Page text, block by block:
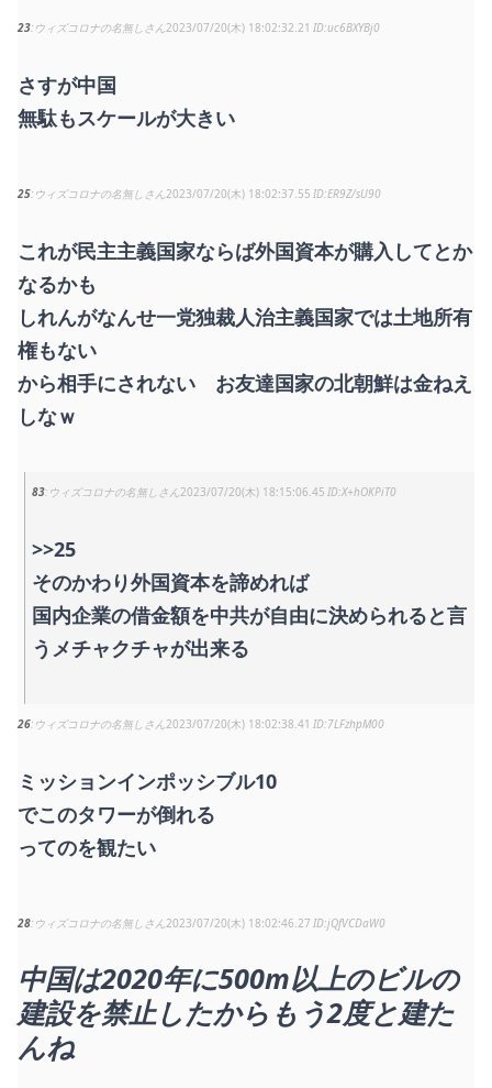
23 ウィズコロナの名無しさん2023/07/20(木) 18:02:32.21 uc6BXYBj0
さすが中国
無駄もスケールが大きい
25 ウィズコロナの名無しさん2023/07/20(木) 18:02:37.55 ER9Z/sU90
これが民主主義国家ならば外国資本が購入してとか
なるかも
しれんがなんせ一党独裁人治主義国家では土地所有
権もない
から相手にされない お友達国家の北朝鮮は金ねえ
しなｗ
83 ウィズコロナの名無しさん2023/07/20(木) 18:15:06.45 X+hOKPiT0
>>25
そのかわり外国資本を諦めれば
国内企業の借金額を中共が自由に決められると言
うメチャクチャが出来る
26 ウィズコロナの名無しさん2023/07/20(木) 18:02:38.41 7LFzhpM00
ミッションインポッシブル10
でこのタワーが倒れる
ってのを観たい
28 ウィズコロナの名無しさん2023/07/20(木) 18:02:46.27 jQfVCDaW0
中国は2020年に500m以上のビルの
建設を禁止したからもう2度と建た
んね